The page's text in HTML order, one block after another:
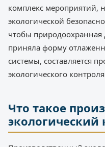
комплекс мероприятий,
экологической
чтобы природоохранная
приняла форму
системы, составляется
экологического
Что такое
экологический